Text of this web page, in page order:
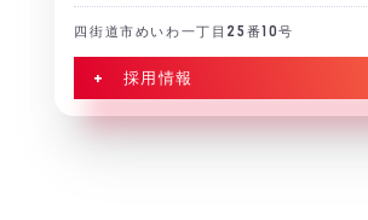
四街道市めいわ一丁目25番10号
+ 採用情報